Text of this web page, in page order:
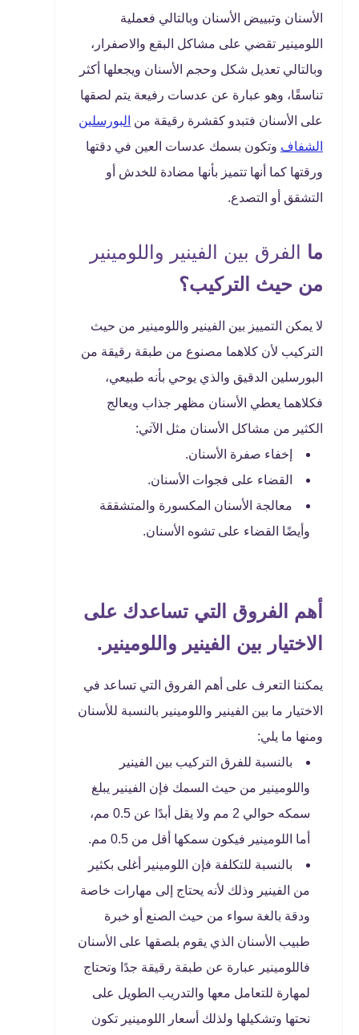
الأسنان وتبييض الأسنان وبالتالي فعملية
اللومينير تقضي على مشاكل البقع والاصفرار،
وبالتالي تعديل شكل وحجم الأسنان ويجعلها أكثر
تناسقًا، وهو عبارة عن عدسات رفيعة يتم لصقها
على الأسنان فتبدو كقشرة رقيقة من البورسلين
الشفاف وتكون بسمك عدسات العين في دقتها
ورقتها كما أنها تتميز بأنها مضادة للخدش أو
التشقق أو التصدع.
ما
الفرق بين الفينير واللومينير
من حيث التركيب؟
لا يمكن التمييز بين الفينير واللومينير من حيث
التركيب لأن كلاهما مصنوع من طبقة رقيقة من
البورسلين الدقيق والذي يوحي بأنه طبيعي،
فكلاهما يعطي الأسنان مظهر جذاب ويعالج
الكثير من مشاكل الأسنان مثل الآتي:
إخفاء صفرة الأسنان.
القضاء على فجوات الأسنان.
معالجة الأسنان المكسورة والمتشققة
وأيضًا القضاء على تشوه الأسنان.
أهم الفروق التي تساعدك على
الاختيار بين الفينير واللومينير.
يمكننا التعرف على أهم الفروق التي تساعد في
الاختيار ما بين الفينير واللومينير بالنسبة للأسنان
ومنها ما يلي:
بالنسبة للفرق التركيب بين الفينير
واللومينير من حيث السمك فإن الفينير يبلغ
سمكه حوالي 2 مم ولا يقل أبدًا عن 0.5 مم،
أما اللومينير فيكون سمكها أقل من 0.5 مم.
بالنسبة للتكلفة فإن اللومينير أغلى بكثير
من الفينير وذلك لأنه يحتاج إلى مهارات خاصة
ودقة بالغة سواء من حيث الصنع أو خبرة
طبيب الأسنان الذي يقوم بلصقها على الأسنان
فاللومينير عبارة عن طبقة رقيقة جدًا وتحتاج
لمهارة للتعامل معها والتدريب الطويل على
نحتها وتشكيلها ولذلك أسعار اللومينير تكون